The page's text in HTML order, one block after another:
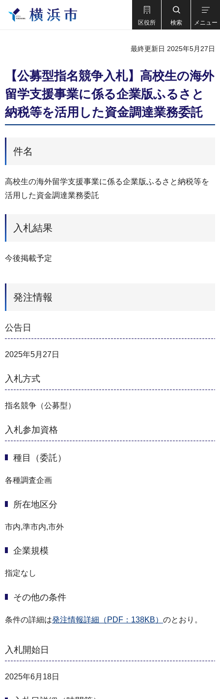
区役所 検索 メニュー
最終更新日 2025年5月27日
【公募型指名競争入札】高校生の海外
留学支援事業に係る企業版ふるさと
納税等を活用した資金調達業務委託
件名
高校生の海外留学支援事業に係る企業版ふるさと納税等を
活用した資金調達業務委託
入札結果
今後掲載予定
発注情報
公告日
2025年5月27日
入札方式
指名競争（公募型）
入札参加資格
種目（委託）
各種調査企画
所在地区分
市内,準市内,市外
企業規模
指定なし
その他の条件
条件の詳細は発注情報詳細（PDF：138KB） のとおり。
入札開始日
2025年6月18日